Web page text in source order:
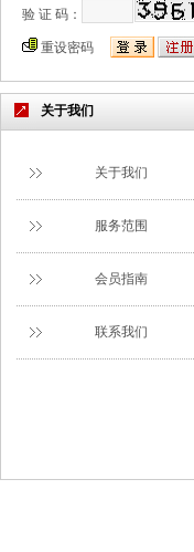
关于我们
关于我们
服务范围
会员指南
联系我们
验 证 码：
重设密码